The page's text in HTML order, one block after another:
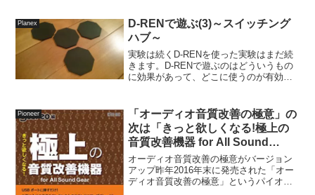
CD「FINAL FANTASY VII REMAK...
Planex
D-RENで遊ぶ(3)～スイッチング
ハブ～
実験は続くD-RENを使った実験はまだ続
きます。D-RENで遊ぶのはどういうもの
に効果があって、どこに使うのが有効な
い、重量の違い、回転するパーツの有無
など、D-RENが...
Pioneer
「オーディオ音質改善の極意」の
次は「きっと欲しくなる!極上の
音質改善機器 for All Sound
Gear」特別付録:パイオニア製
USB型ノイズクリーナーが付いて
くる！
オーディオ音質改善の極意がバージョン
アップ昨年2016年末に発売された「オー
ディオ音質改善の極意」というパイオニ